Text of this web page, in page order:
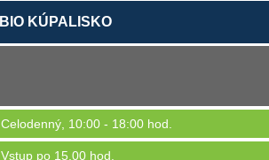
BIO KÚPALISKO
Celodenný, 10:00 - 18:00 hod.
Vstup po 15.00 hod.